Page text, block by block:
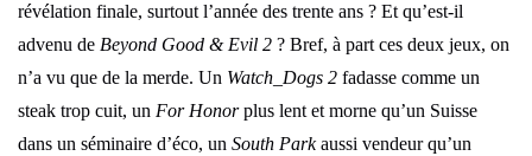
révélation finale, surtout l’année des trente ans ? Et qu’est-il
advenu de Beyond Good & Evil 2 ? Bref, à part ces deux jeux, on
n’a vu que de la merde. Un Watch_Dogs 2 fadasse comme un
steak trop cuit, un For Honorplus lent et morne qu’un Suisse
dans un séminaire d’éco, un South Parkaussi vendeur qu’un